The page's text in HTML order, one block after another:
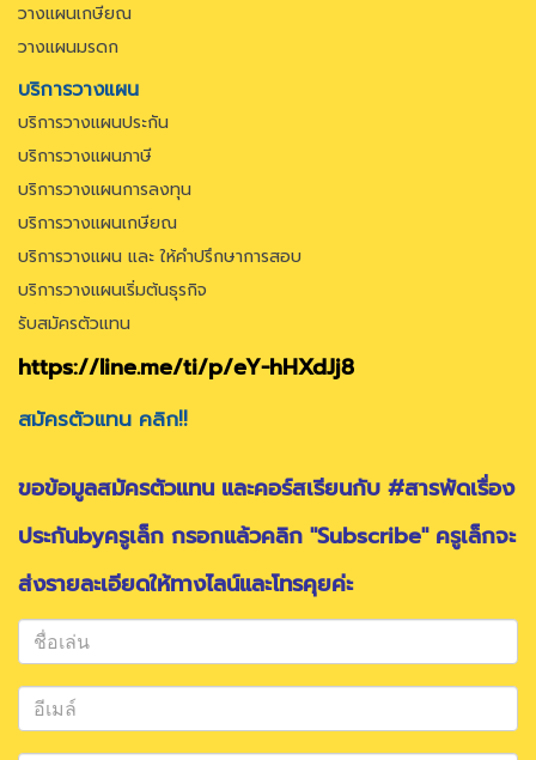
วางแผนเกษียณ
วางแผนมรดก
บริการวางแผน
บริการวางแผนประกัน
บริการวางแผนภาษี
บริการวางแผนการลงทุน
บริการวางแผนเกษียณ
บริการวางแผน และ ให้คำปรึกษาการสอบ
บริการวางแผนเริ่มต้นธุรกิจ
รับสมัครตัวแทน
https://line.me/ti/p/eY-hHXdJj8
สมัครตัวแทน คลิก!!
ขอข้อมูลสมัครตัวแทน และคอร์สเรียนกับ #สารพัดเรื่อง
ประกันbyครูเล็ก กรอกแล้วคลิก "Subscribe" ครูเล็กจะ
ส่งรายละเอียดให้ทางไลน์และโทรคุยค่ะ